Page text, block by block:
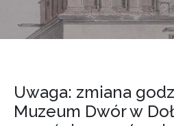
Uwaga: zmiana
Muzeum Dwór w